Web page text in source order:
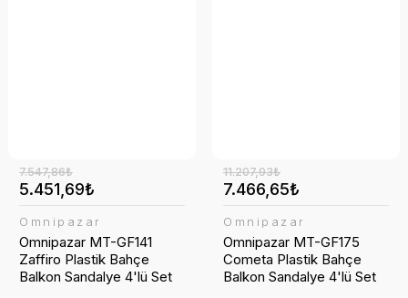
5.451,69₺
7.547,86₺
Omnipazar
Omnipazar MT-GF141
Zaffiro Plastik Bahçe
Balkon Sandalye 4'lü Set
7.466,65₺
11.207,93₺
Omnipazar
Omnipazar MT-GF175
Cometa Plastik Bahçe
Balkon Sandalye 4'lü Set